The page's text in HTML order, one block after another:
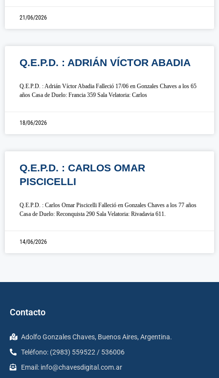
21/06/2026
Q.E.P.D. : ADRIÁN VÍCTOR ABADIA
Q.E.P.D. : Adrián Víctor Abadia Falleció 17/06 en Gonzales Chaves a los 65
años Casa de Duelo: Francia 359 Sala Velatoria: Carlos
18/06/2026
Q.E.P.D. : CARLOS OMAR
PISCICELLI
Q.E.P.D. : Carlos Omar Piscicelli Falleció en Gonzales Chaves a los 77 años
Casa de Duelo: Reconquista 290 Sala Velatoria: Rivadavia 611.
14/06/2026
Contacto
Adolfo Gonzales Chaves, Buenos Aires, Argentina.
Teléfono: (2983) 559522 / 536006
Email: info@chavesdigital.com.ar